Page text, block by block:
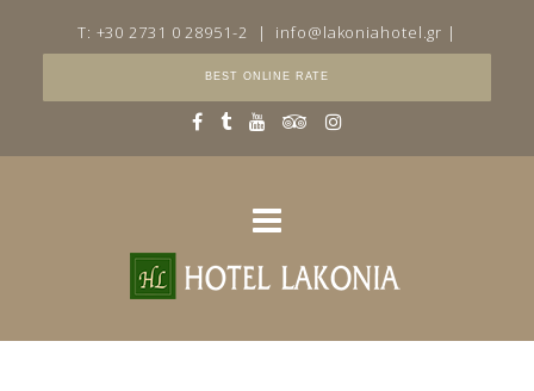
T: +30 2731 0 28951-2 | info@lakoniahotel.gr |
BEST ONLINE RATE